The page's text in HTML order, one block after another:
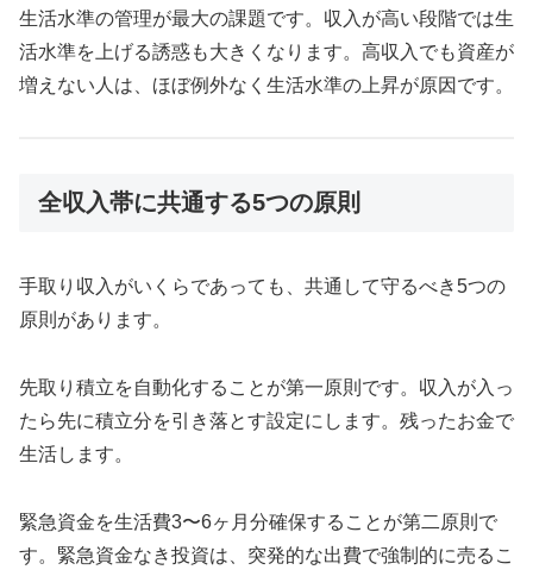
生活水準の管理が最大の課題です。収入が高い段階では生
活水準を上げる誘惑も大きくなります。高収入でも資産が
増えない人は、ほぼ例外なく生活水準の上昇が原因です。
全収入帯に共通する5つの原則
手取り収入がいくらであっても、共通して守るべき5つの
原則があります。
先取り積立を自動化することが第一原則です。収入が入っ
たら先に積立分を引き落とす設定にします。残ったお金で
生活します。
緊急資金を生活費3〜6ヶ月分確保することが第二原則で
す。緊急資金なき投資は、突発的な出費で強制的に売るこ